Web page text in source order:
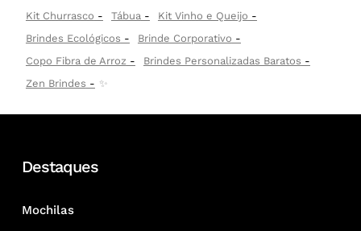
Kit Churrasco
Tábua
Kit Vinho e Queijo
Brindes Ecológicos
Brinde Corporativo
Copo Fibra de Arroz
Brindes Personalizadas Baratos
Zen Brindes
✨
Destaques
Mochilas